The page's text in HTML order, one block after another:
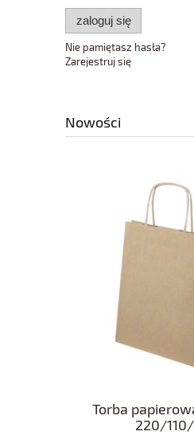
zaloguj się
Nie pamiętasz hasła?
Zarejestruj się
Nowości
Torba
220/